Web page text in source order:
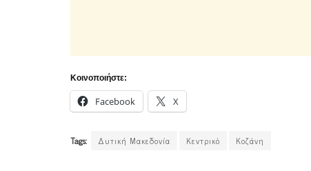
Κοινοποιήστε:
Facebook X
Tags: Δυτική Μακεδονία Κεντρικό Κοζάνη